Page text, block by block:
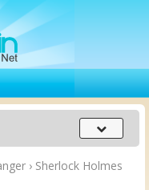
Menu
principal
› Sherlock Holmes